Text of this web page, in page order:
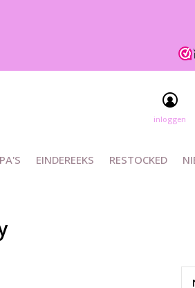
EINDEREEKS RESTOCKED
inloggen